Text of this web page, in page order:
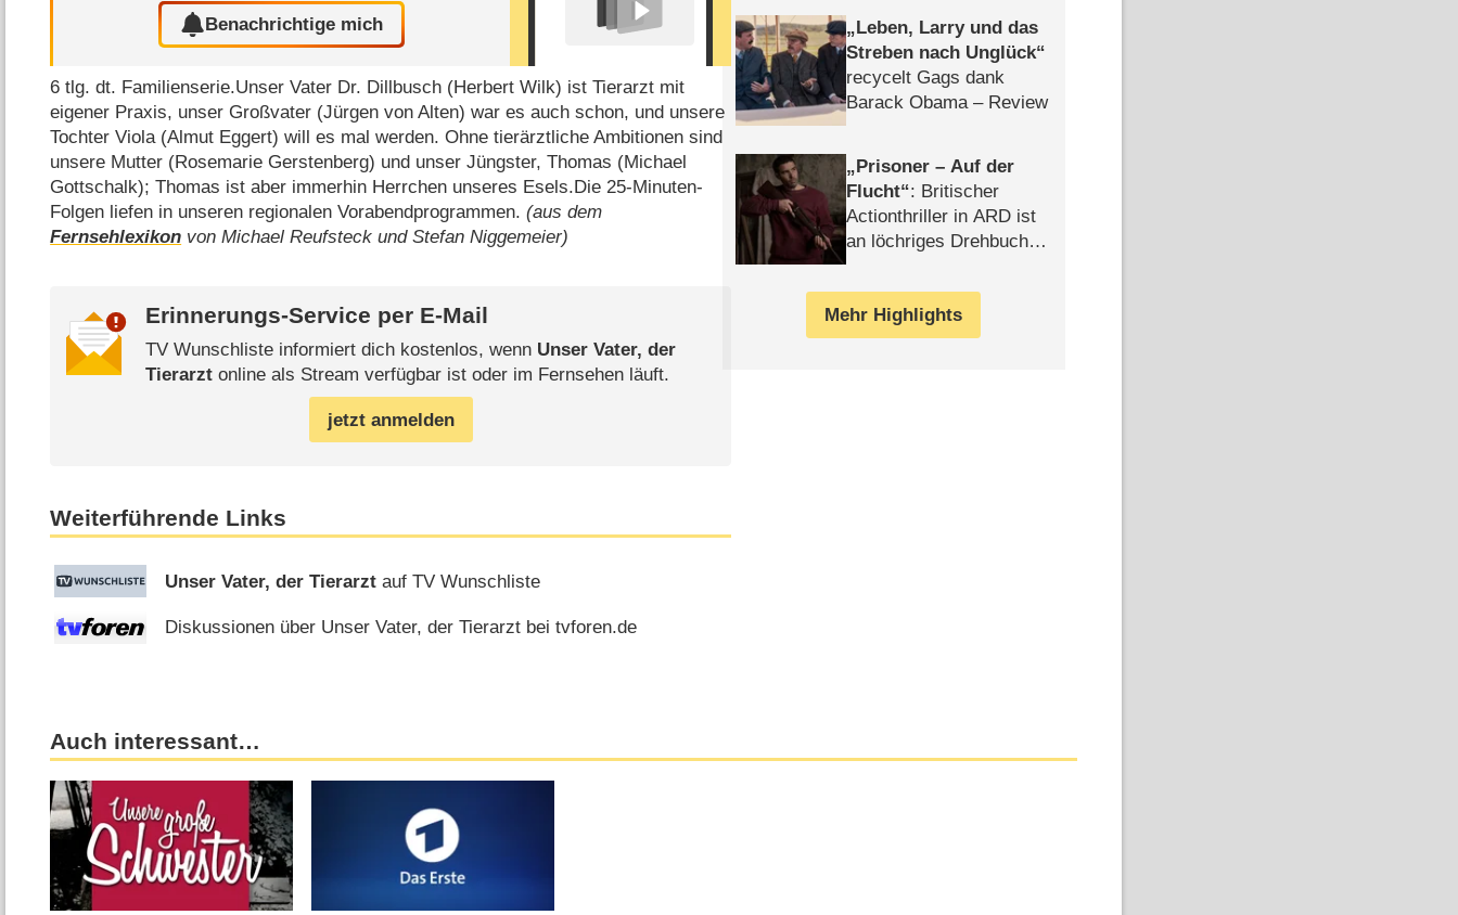
Benachrichtige mich
6 tlg. dt. Familienserie.Unser Vater Dr. Dillbusch (Herbert Wilk) ist Tierarzt mit
eigener Praxis, unser Großvater (Jürgen von Alten) war es auch schon, und unsere
Tochter Viola (Almut Eggert) will es mal werden. Ohne tierärztliche Ambitionen sind
unsere Mutter (Rosemarie Gerstenberg) und unser Jüngster, Thomas (Michael
Gottschalk); Thomas ist aber immerhin Herrchen unseres Esels.Die 25-Minuten-
Folgen liefen in unseren regionalen Vorabendprogrammen.(aus dem
Fernsehlexikon von Michael Reufsteck und Stefan Niggemeier)
Erinnerungs-Service per E-Mail
TV Wunschliste informiert dich kostenlos, wenn Unser Vater, der
Tierarztonline als Stream verfügbar ist oder im Fernsehen läuft.
jetzt anmelden
Weiterführende Links
Unser Vater, der Tierarzt auf TV Wunschliste
Diskussionen über Unser Vater, der Tierarzt bei tvforen.de
Leben, Larry und das
Streben nach Unglück
recycelt Gags dank
Barack Obama – Review
Prisoner – Auf der
Flucht : Britischer
Actionthriller in ARD ist
an löchriges Drehbuch
Mehr Highlights
Auch interessant…